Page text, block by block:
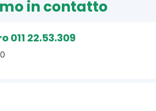
in contatto
22.53.309